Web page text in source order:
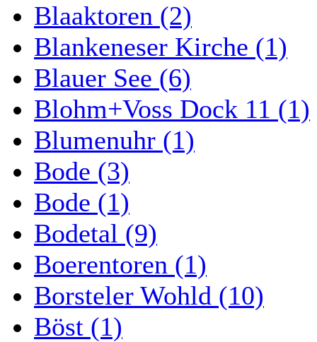
Blaaktoren (2)
Blankeneser Kirche (1)
Blauer See (6)
Blohm+Voss Dock 11 (1)
Blumenuhr (1)
Bode (3)
Bode (1)
Bodetal (9)
Boerentoren (1)
Borsteler Wohld (10)
Böst (1)